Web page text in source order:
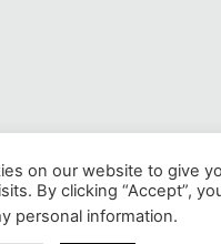
on our website to give
By clicking “Accept”,
personal information.